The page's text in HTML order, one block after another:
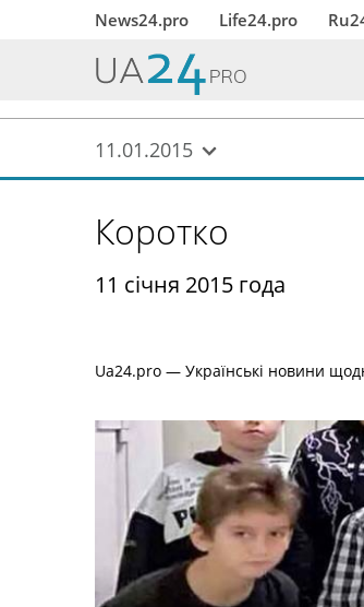
News24.pro Life24.pro
11.01.2015
Коротко
11 січня 2015 года
Ua24.pro — Українські новини